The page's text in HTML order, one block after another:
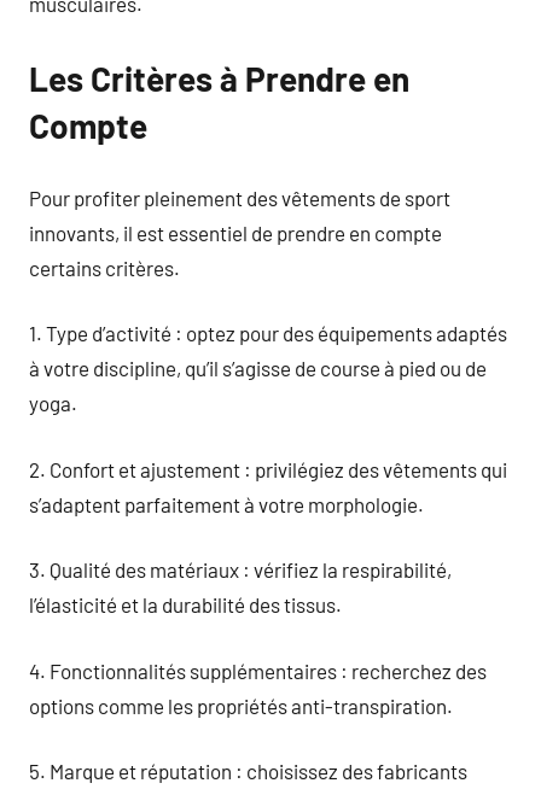
Les Critères à Prendre en
Compte
Pour profiter pleinement des vêtements de sport
innovants, il est essentiel de prendre en compte
certains critères.
1. Type d’activité : optez pour des équipements adaptés
à votre discipline, qu’il s’agisse de course à pied ou de
yoga.
2. Confort et ajustement : privilégiez des vêtements qui
s’adaptent parfaitement à votre morphologie.
3. Qualité des matériaux : vérifiez la respirabilité,
l’élasticité et la durabilité des tissus.
4. Fonctionnalités supplémentaires : recherchez des
options comme les propriétés anti-transpiration.
5. Marque et réputation : choisissez des fabricants